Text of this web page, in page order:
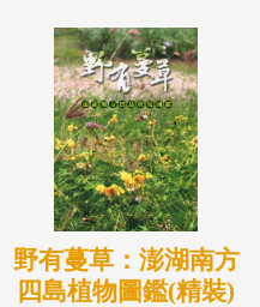
野有蔓草：澎湖南方
四島植物圖鑑(精裝)